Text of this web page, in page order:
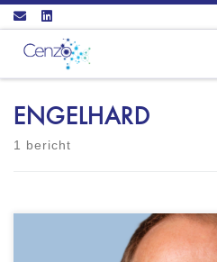
Ga naar inhoud
ENGELHARD
1 bericht